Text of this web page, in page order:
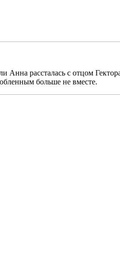
Анна рассталась с отцом
больше не вместе.